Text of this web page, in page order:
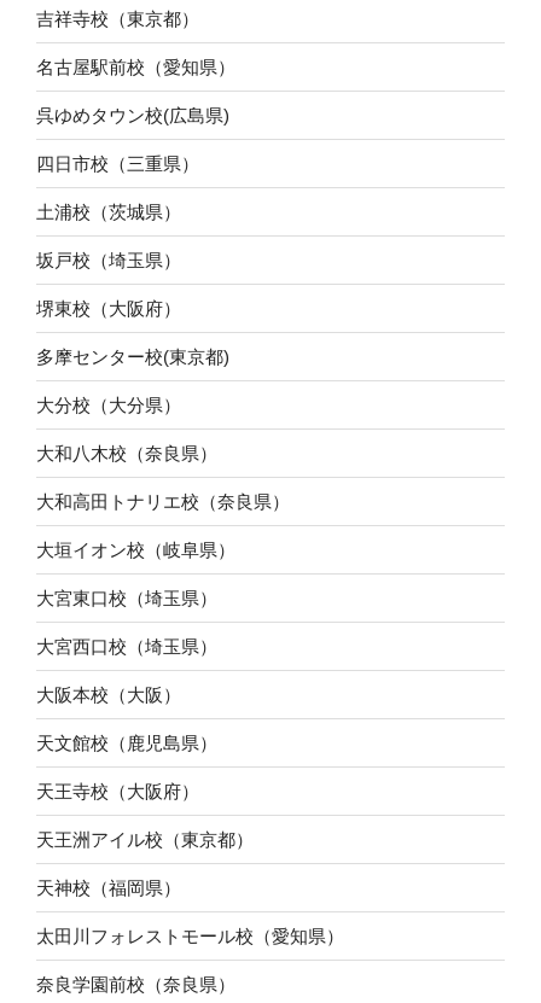
吉祥寺校（東京都）
名古屋駅前校（愛知県）
呉ゆめタウン校(広島県)
四日市校（三重県）
土浦校（茨城県）
坂戸校（埼玉県）
堺東校（大阪府）
多摩センター校(東京都)
大分校（大分県）
大和八木校（奈良県）
大和高田トナリエ校（奈良県）
大垣イオン校（岐阜県）
大宮東口校（埼玉県）
大宮西口校（埼玉県）
大阪本校（大阪）
天文館校（鹿児島県）
天王寺校（大阪府）
天王洲アイル校（東京都）
天神校（福岡県）
太田川フォレストモール校（愛知県）
奈良学園前校（奈良県）